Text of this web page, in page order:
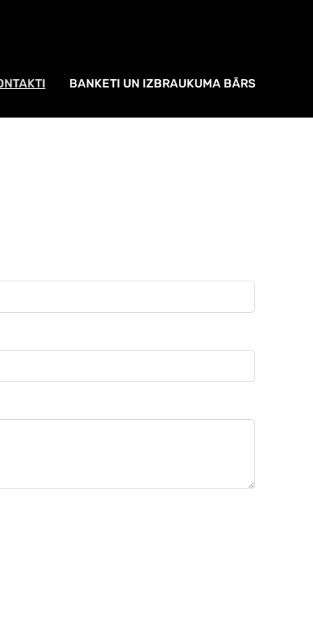
BANKETI UN IZBRAUKUMA BĀRS